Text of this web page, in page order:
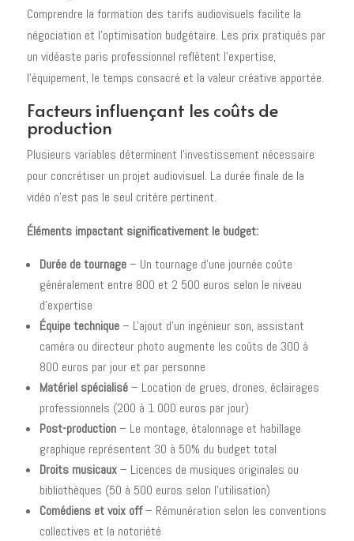
Comprendre la formation des tarifs audiovisuels facilite la
négociation et l'optimisation budgétaire. Les prix pratiqués par
un vidéaste paris professionnel reflètent l'expertise,
l'équipement, le temps consacré et la valeur créative apportée.
Facteurs influençant les coûts de
production
Plusieurs variables déterminent l'investissement nécessaire
pour concrétiser un projet audiovisuel. La durée finale de la
vidéo n'est pas le seul critère pertinent.
Éléments impactant significativement le budget:
Durée de tournage– Un tournage d'une journée coûte
généralement entre 800 et 2 500 euros selon le niveau
d'expertise
Équipe technique– L'ajout d'un ingénieur son, assistant
caméra ou directeur photo augmente les coûts de 300 à
800 euros par jour et par personne
Matériel spécialisé– Location de grues, drones, éclairages
professionnels (200 à 1 000 euros par jour)
Post-production– Le montage, étalonnage et habillage
graphique représentent 30 à 50% du budget total
Droits musicaux– Licences de musiques originales ou
bibliothèques (50 à 500 euros selon l'utilisation)
Comédiens et voix off– Rémunération selon les conventions
collectives et la notoriété